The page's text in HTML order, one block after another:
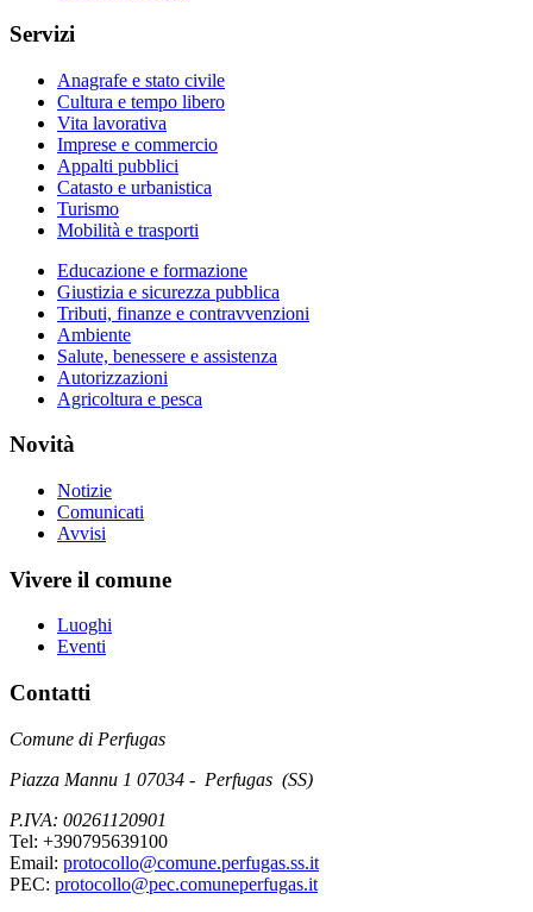
Servizi
Anagrafe e stato civile
Cultura e tempo libero
Vita lavorativa
Imprese e commercio
Appalti pubblici
Catasto e urbanistica
Turismo
Mobilità e trasporti
Educazione e formazione
Giustizia e sicurezza pubblica
Tributi, finanze e contravvenzioni
Ambiente
Salute, benessere e assistenza
Autorizzazioni
Agricoltura e pesca
Novità
Notizie
Comunicati
Avvisi
Vivere il comune
Luoghi
Eventi
Contatti
Comune di Perfugas
Piazza Mannu 1 07034 - Perfugas (SS)
P.IVA: 00261120901
Tel: +390795639100
Email: protocollo@comune.perfugas.ss.it
PEC: protocollo@pec.comuneperfugas.it